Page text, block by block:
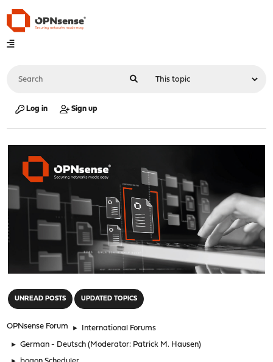
Log in Sign up
UNREAD POSTS UPDATED TOPICS
OPNsense Forum ► International Forums
► German - Deutsch (Moderator: Patrick M. Hausen)